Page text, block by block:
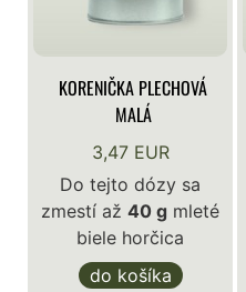
KORENIČKA PLECHOVÁ
MALÁ
3,47 EUR
Do tejto dózy sa
zmestí až40 g mleté
biele horčica
do košíka